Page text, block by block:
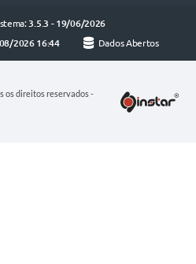
3.5.3 - 19/06/2026
2026 16:44 Dados Abertos
os direitos reservados -